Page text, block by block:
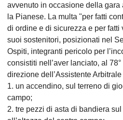
avvenuto in occasione della
la Pianese. La multa "per fatti
di ordine e di sicurezza e per fatti
suoi sostenitori, posizionati nel
Ospiti, integranti pericolo per
consistiti nell’aver lanciato, al
direzione dell’Assistente Arbitrale
1. un accendino, sul terreno di
campo;
2. tre pezzi di asta di bandiera